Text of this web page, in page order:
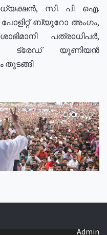
സി. പി. ഐ.
ബ്യുറോ അംഗം,
പത്രാധിപർ,
ട്രേഡ് യൂണിയൻ
തുടങ്ങി
Admin